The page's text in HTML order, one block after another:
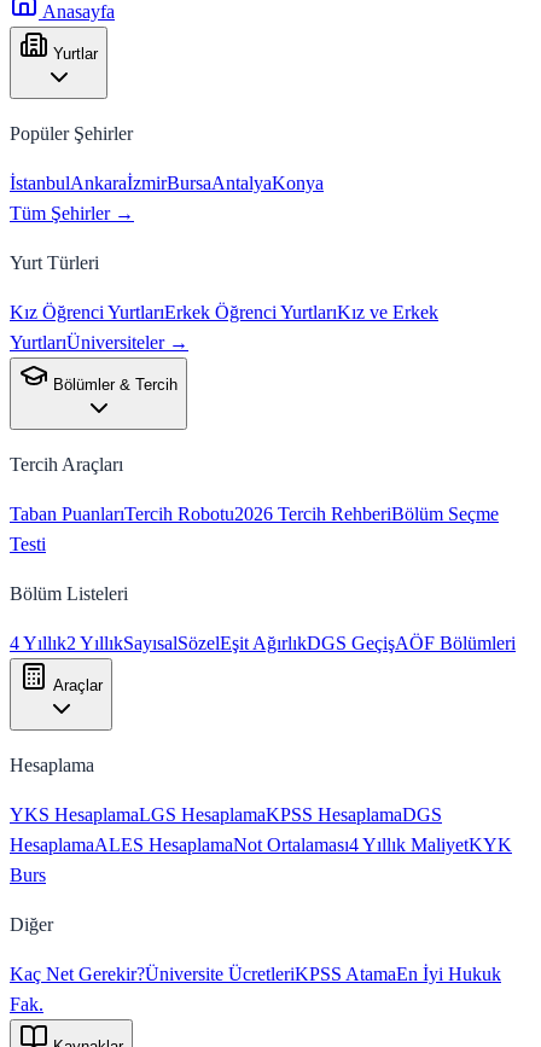
Anasayfa
Yurtlar
Popüler Şehirler
İstanbulAnkaraİzmirBursaAntalyaKonya
Tüm Şehirler →
Yurt Türleri
Kız Öğrenci YurtlarıErkek Öğrenci YurtlarıKız ve Erkek
YurtlarıÜniversiteler →
Bölümler & Tercih
Tercih Araçları
Taban PuanlarıTercih Robotu2026 Tercih RehberiBölüm Seçme
Testi
Bölüm Listeleri
4 Yıllık2 YıllıkSayısalSözelEşit AğırlıkDGS GeçişAÖF Bölümleri
Araçlar
Hesaplama
YKS HesaplamaLGS HesaplamaKPSS HesaplamaDGS
HesaplamaALES HesaplamaNot Ortalaması4 Yıllık MaliyetKYK
Burs
Diğer
Kaç Net Gerekir?Üniversite ÜcretleriKPSS AtamaEn İyi Hukuk
Fak.